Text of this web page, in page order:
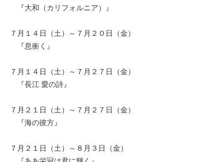
『大和（カリフォルニア）』
７月１４日（土）～７月２０日（金）
『息衝く』
７月１４日（土）～７月２７日（金）
『長江 愛の詩』
７月２１日（土）～７月２７日（金）
『海の彼方』
７月２１日（土）～８月３日（金）